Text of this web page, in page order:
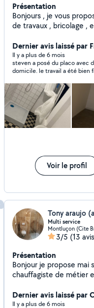
Présentation
Bonjours , je vous
de travaux , bricolage ,
Dernier avis laissé par
Il y a plus de 6 mois
steven a posé du placo avec
domicile. le travail a été bien
Voir le profil
Multi service
3/5 (13
Présentation
Bonjour je propose mai
chauffagiste de métier
Dernier avis laissé par
Il y a plus de 6 mois